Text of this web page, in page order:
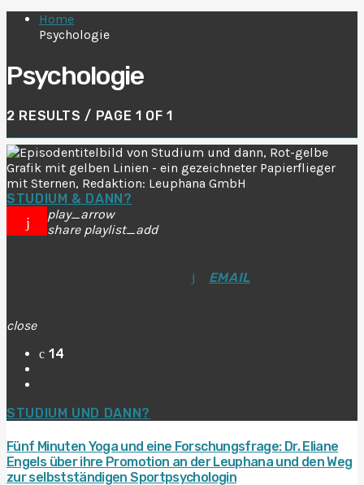
Home
Psychologie
Psychologie
2 RESULTS / PAGE 1 OF 1
STUDIUM & DANN?
play_arrow
share playlist_add
EMAIL
close
14
STUDIUM UND DANN?
Fünf Minuten Yoga und eine Forschungsfrage: Dr. Eliane
Engels über ihre Promotion an der Leuphana und den Weg
zur selbstständigen Sportpsychologin